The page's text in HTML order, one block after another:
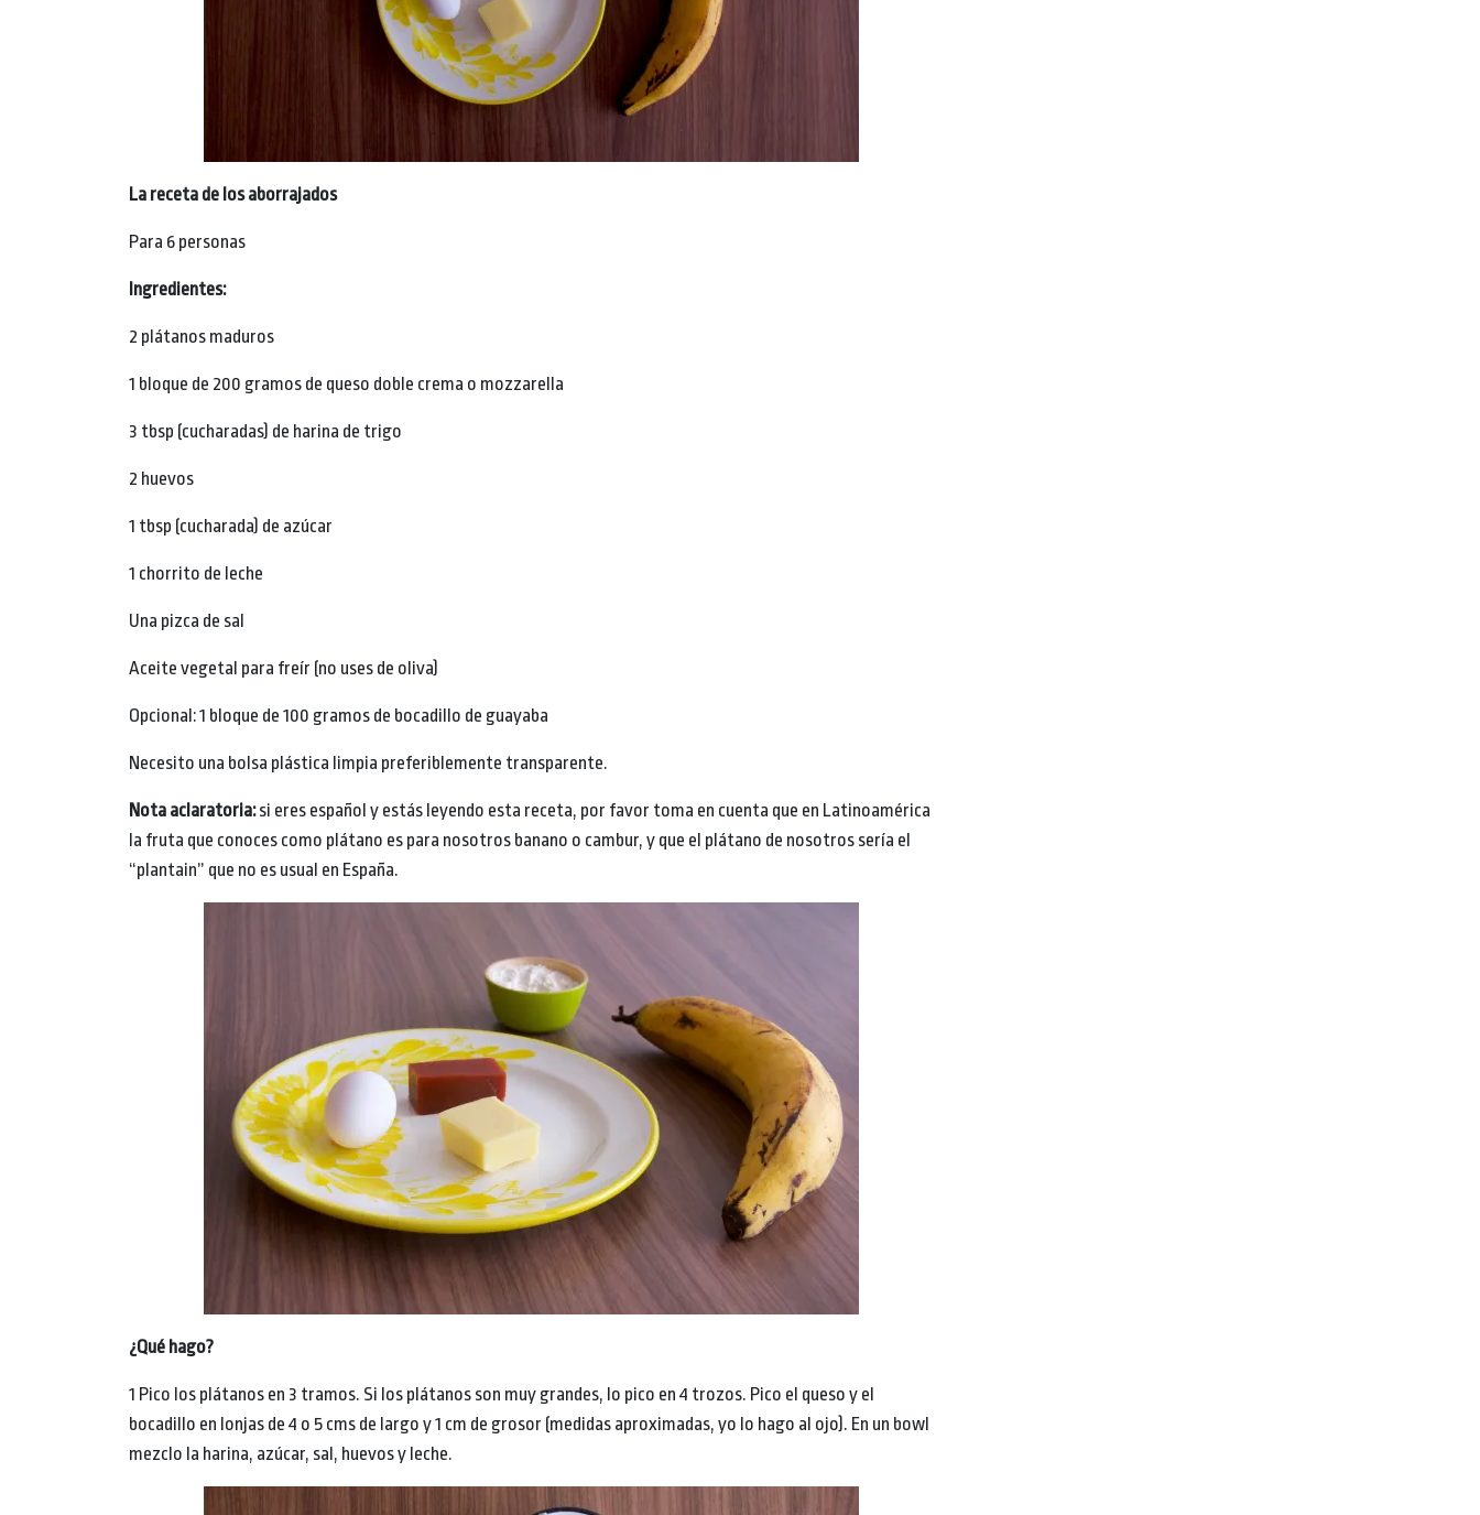
La receta de los aborrajados
Para 6 personas
Ingredientes:
2 plátanos maduros
1 bloque de 200 gramos de queso doble crema o mozzarella
3 tbsp (cucharadas) de harina de trigo
2 huevos
1 tbsp (cucharada) de azúcar
1 chorrito de leche
Una pizca de sal
Aceite vegetal para freír (no uses de oliva)
Opcional: 1 bloque de 100 gramos de bocadillo de guayaba
Necesito una bolsa plástica limpia preferiblemente transparente.
Nota aclaratoria:si eres español y estás leyendo esta receta, por favor toma en cuenta que en Latinoamérica
la fruta que conoces como plátano es para nosotros banano o cambur, y que el plátano de nosotros sería el
“plantain” que no es usual en España.
¿Qué hago?
1 Pico los plátanos en 3 tramos. Si los plátanos son muy grandes, lo pico en 4 trozos. Pico el queso y el
bocadillo en lonjas de 4 o 5 cms de largo y 1 cm de grosor (medidas aproximadas, yo lo hago al ojo). En un bowl
mezclo la harina, azúcar, sal, huevos y leche.